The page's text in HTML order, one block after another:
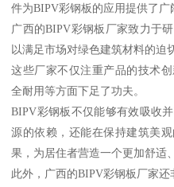
件为BIPV彩钢板的应用提供了广
广西的BIPV彩钢板厂家致力于
以满足市场对绿色建筑材料的迫
这些厂家不仅注重产品的技术
全耐用等方面下足了功夫。
BIPV彩钢板不仅能够有效吸收
源的依赖，还能在保持建筑美
果，为居住者营造一个更加舒适
此外，广西的BIPV彩钢板厂家还